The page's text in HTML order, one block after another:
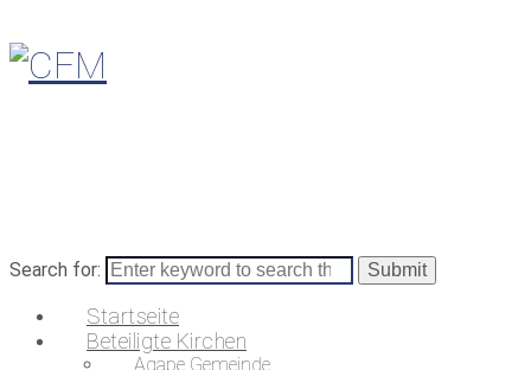
Search for:
Startseite
Beteiligte Kirchen
Agape Gemeinde